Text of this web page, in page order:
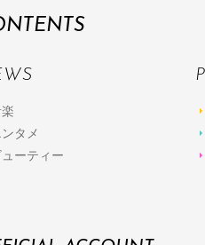
タメ
ューティー